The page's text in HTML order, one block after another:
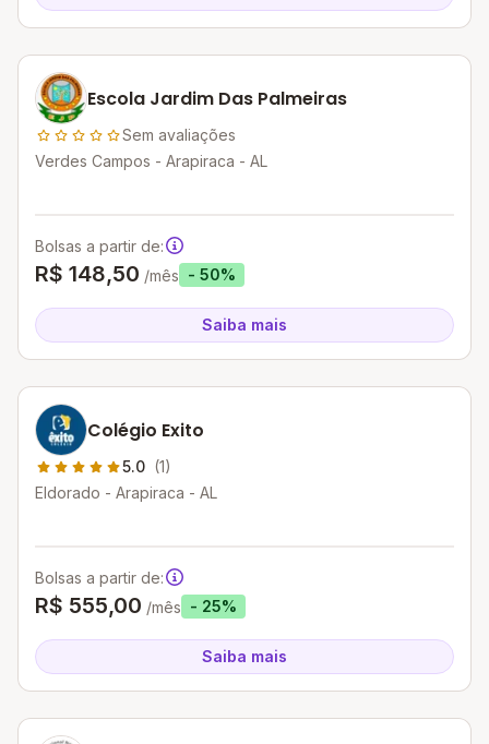
Escola Jardim Das Palmeiras
Sem avaliações
Verdes Campos - Arapiraca - AL
Bolsas a partir de:
R$ 148,50 /mês - 50%
Saiba mais
Colégio Exito
5.0 (1)
Eldorado - Arapiraca - AL
Bolsas a partir de:
R$ 555,00 /mês - 25%
Saiba mais